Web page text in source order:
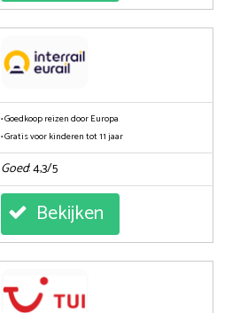
• Goedkoop reizen door Europa
• Gratis voor kinderen tot 11 jaar
Goed: 4,3/5
Bekijken